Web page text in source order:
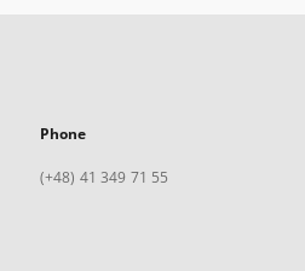
Phone
(+48) 41 349 71 55